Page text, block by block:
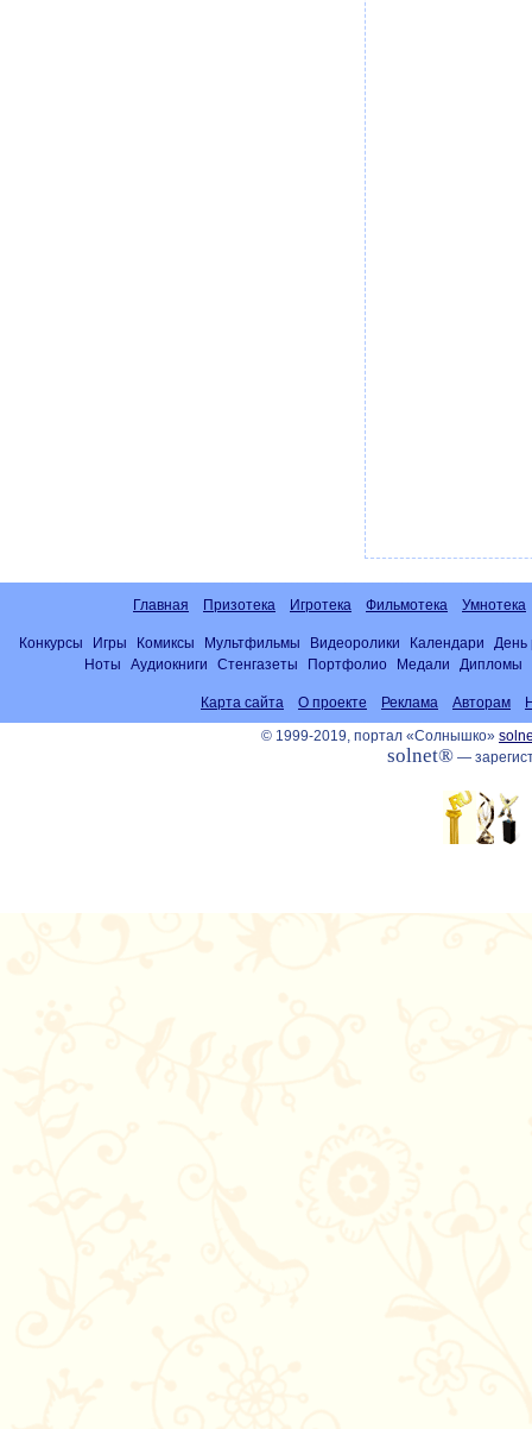
Главная Призотека Игротека Фильмотека Умнотека
Конкурсы Игры Комиксы Мультфильмы Видеоролики Календари
День
Ноты
Аудиокниги Стенгазеты Портфолио Медали Дипломы
Карта сайта О проекте Реклама Авторам
© 1999-2019, портал «Солнышко»
solnet®—